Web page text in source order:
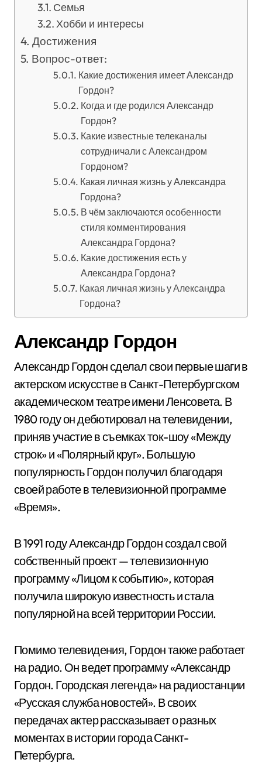
Семья
Хобби и интересы
Достижения
Вопрос-ответ:
Какие достижения имеет Александр
Гордон?
Когда и где родился Александр
Гордон?
Какие известные телеканалы
сотрудничали с Александром
Гордоном?
Какая личная жизнь у Александра
Гордона?
В чём заключаются особенности
стиля комментирования
Александра Гордона?
Какие достижения есть у
Александра Гордона?
Какая личная жизнь у Александра
Гордона?
Александр Гордон
Александр Гордон сделал свои первые шаги в
актерском искусстве в Санкт-Петербургском
академическом театре имени Ленсовета. В
1980 году он дебютировал на телевидении,
приняв участие в съемках ток-шоу «Между
строк» и «Полярный круг». Большую
популярность Гордон получил благодаря
своей работе в телевизионной программе
«Время».
В 1991 году Александр Гордон создал свой
собственный проект — телевизионную
программу «Лицом к событию», которая
получила широкую известность и стала
популярной на всей территории России.
Помимо телевидения, Гордон также работает
на радио. Он ведет программу «Александр
Гордон. Городская легенда» на радиостанции
«Русская служба новостей». В своих
передачах актер рассказывает о разных
моментах в истории города Санкт-
Петербурга.